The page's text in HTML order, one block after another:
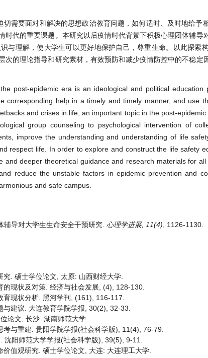
需要面对和解决的思想政治教育问题，如何适时、及时地给予
时代的重要课题。本研究以后疫情时代背景下积极心理团体辅导
与理解，使大学生可以更好地保护自己，尊重生命。以此探索
次的理论指导和研究素材，有效预防和减少疫情防控中的不稳定
post-epidemic era is an ideological and political education
corresponding help in a timely and timely manner, and use
and crises in life, an important topic in the post-
group counseling to psychological intervention of
improve the understanding and understanding of life
respect life. In order to explore and construct the life safety
deeper theoretical guidance and research materials for
reduce the unstable factors in epidemic prevention and
and safe campus.
导对大学生生命安全干预研究. 心理学进展, 11(4) , 1126-1130.
. 硕士学位论文, 太原: 山西财经大学.
现状及对策. 经济与社会发展, (4), 128-130.
现状分析. 黑河学刊, (161), 116-117.
建议. 大连教育学院学报, 30(2), 32-33.
论文, 长沙: 湖南师范大学.
与重建. 贵阳学院学报(社会科学版), 11(4), 76-79.
阳师范大学学报(社会科学版), 39(5), 9-11.
值观研究. 硕士学位论文, 大连: 大连理工大学.